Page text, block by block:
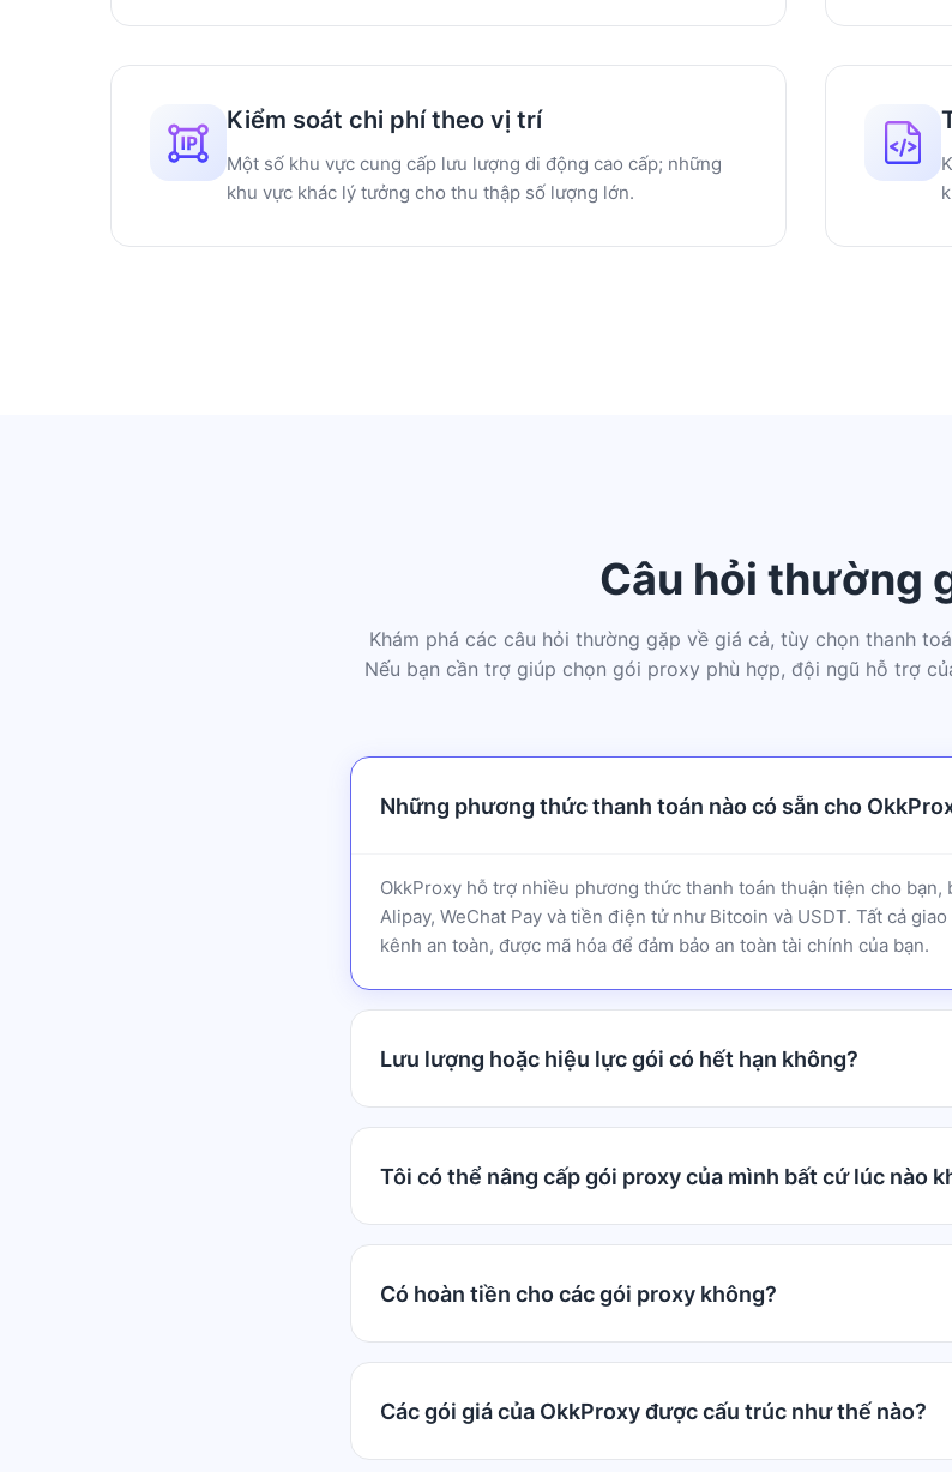
Kiểm soát chi phí theo vị trí
Một số khu vực cung cấp lưu lượng di động cao cấp; những
khu vực khác lý tưởng cho thu thập số lượng lớn.
Câu hỏi thường
Khám phá các câu hỏi thường gặp về giá cả, tùy chọn thanh
Nếu bạn cần trợ giúp chọn gói proxy phù hợp, đội ngũ hỗ trợ
Những phương thức thanh toán nào có sẵn cho
OkkProxy hỗ trợ nhiều phương thức thanh toán thuận tiện cho bạn,
Alipay, WeChat Pay và tiền điện tử như Bitcoin và USDT. Tất cả
kênh an toàn, được mã hóa để đảm bảo an toàn tài chính của bạn.
Lưu lượng hoặc hiệu lực gói có hết hạn không?
Tôi có thể nâng cấp gói proxy của mình bất cứ lúc nào
Có hoàn tiền cho các gói proxy không?
Các gói giá của OkkProxy được cấu trúc như thế nào?